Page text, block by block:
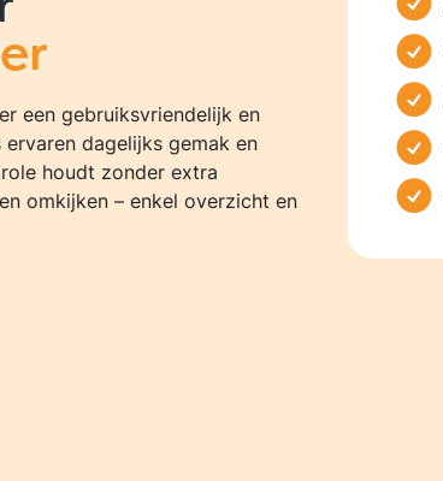
een gebruiksvriendelijk en
dagelijks gemak en
houdt zonder extra
omkijken – enkel overzicht en